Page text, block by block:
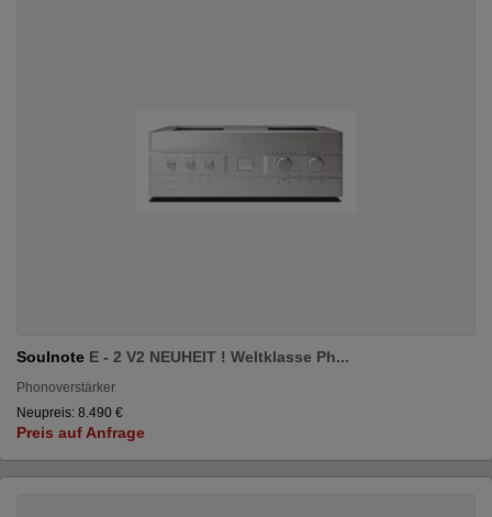
Soulnote E - 2 V2 NEUHEIT ! Weltklasse Ph...
Phonoverstärker
Neupreis: 8.490 €
Preis auf Anfrage